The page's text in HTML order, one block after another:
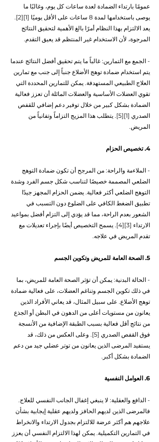
عمومًا بارتداء الضمادة لعدة ساعات كل يوم، وغالبًا ما
يوصى باستخدامها لمدة 8 ساعات على الأقل يوميًا [1][2].
يعد الالتزام بهذا النظام أمرًا بالغ الأهمية لتحقيق النتائج
المرجوة، لأن الاستخدام غير المنتظم قد يعيق التقدم.
- الجمع مع التمارين: غالباً ما يتم تحقيق أفضل النتائج عندما
يتم استخدام ضمادة توهج الأضلاع جنباً إلى جنب مع تمارين
العلاج الطبيعي المستهدفة. يمكن للتمارين المحددة التي
تقوي العضلات الأساسية والعضلات المائلة أن تعزز فعالية
الضمادة بشكل كبير من خلال توفير دعم إضافي للقفص
الصدري [1][5]. يتطلب هذا المزيج التزاماً وتفانياً من
المريض.
4. تخصيص الحزام
- الملاءمة والراحة: من المرجح أن تكون ضمادة التوهج
الضلعي المصممة خصيصًا لتناسب شكل جسم الفرد وشدة
التوهج الضلعي أكثر فعالية. يضمن الحزام المجهز جيدًا
تطبيق الضغط الكافي على الضلوع دون التسبب في
الشعور بعدم الراحة، مما قد يؤدي إلى التزام أفضل بمواعيد
الارتداء [3][4]. يسمح التخصيص أيضًا بإجراء تعديلات مع
تقدم المريض في علاجه.
5. الصحة العامة للمريض وتكوين الجسم
- الحالة البدنية: يمكن أن تؤثر الصحة العامة للمريض، بما
في ذلك تكوين الجسم وتناغم العضلات، على فعالية ضمادة
توهج الأضلاع. على سبيل المثال، قد يعاني الأفراد الذين
يعانون من مستويات أعلى من الدهون في البطن أو الجذع
من نتائج أقل فعالية بسبب الطبقة الإضافية من الأنسجة
فوق القفص الصدري [5]. وعلى العكس من ذلك، قد
يستفيد المرضى الذين يعانون من توتر عضلي جيد من دعم
الضمادة بشكل أكبر.
6. العوامل النفسية
- الدافع والعقلية: لا ينبغي إغفال الجانب النفسي للعلاج.
فالمرضى الذين لديهم الحافز ولديهم عقلية إيجابية بشأن
علاجهم هم أكثر عرضة للالتزام بجدول الارتداء والانخراط
في التمارين التكميلية. يمكن لهذا الالتزام النفسي أن يعزز